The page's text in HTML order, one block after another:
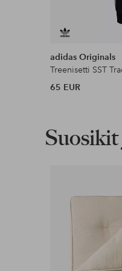
adidas Originals
Treenisetti SST
65 EUR